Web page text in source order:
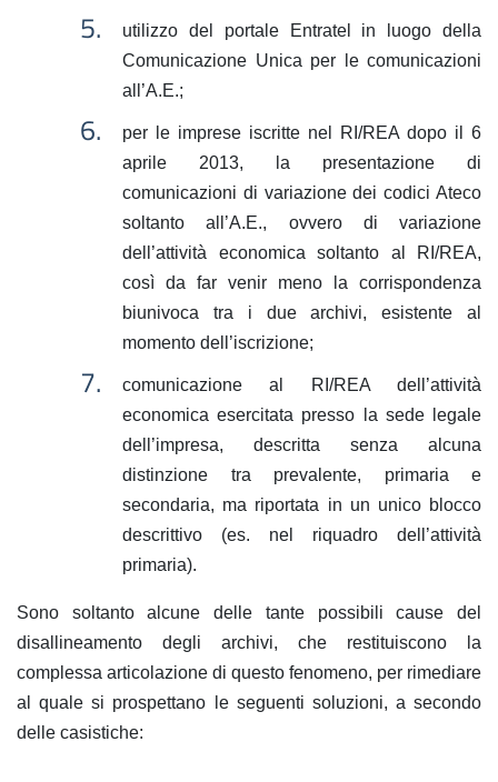
utilizzo del portale Entratel in luogo della
Comunicazione Unica per le comunicazioni
all’A.E.;
per le imprese iscritte nel RI/REA dopo il 6
aprile 2013, la presentazione di
comunicazioni di variazione dei codici Ateco
soltanto all’A.E., ovvero di variazione
dell’attività economica soltanto al RI/REA,
così da far venir meno la corrispondenza
biunivoca tra i due archivi, esistente al
momento dell’iscrizione;
comunicazione al RI/REA dell’attività
economica esercitata presso la sede legale
dell’impresa, descritta senza alcuna
distinzione tra prevalente, primaria e
secondaria, ma riportata in un unico blocco
descrittivo (es. nel riquadro dell’attività
primaria).
Sono soltanto alcune delle tante possibili cause del
disallineamento degli archivi, che restituiscono la
complessa articolazione di questo fenomeno, per rimediare
al quale si prospettano le seguenti soluzioni, a secondo
delle casistiche: